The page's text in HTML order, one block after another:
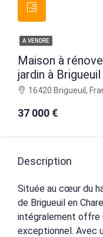
A VENDRE
Maison à
jardin à
16420 Brigueuil,
37 000 €
Description
Située au cœur du
de Brigueuil en
intégralement offre
exceptionnel. Avec